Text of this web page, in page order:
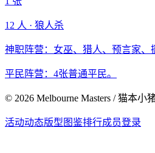
12 人 · 狼人杀
神职阵营：女巫、猎人、预言家、
平民阵营：4张普通平民。
© 2026 Melbourne Masters / 猫本小
活动动态版型图鉴排行成员登录